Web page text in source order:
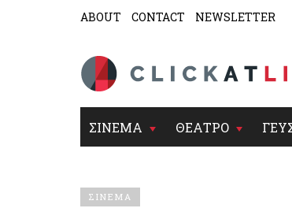
ABOUT CONTACT NEWSLETTER
ΣΙΝΕΜΑ ΘΕΑΤΡΟ
ΣΙΝΕΜΑ